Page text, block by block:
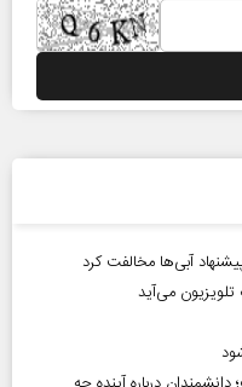
تلویزیون می‌آید